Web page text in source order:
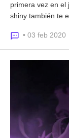
primera vez en el
shiny también te
• 03 feb 2020